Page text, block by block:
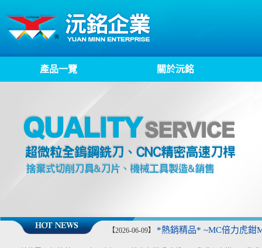
產品一覽 關於沅銘
【2026-06-09】 *熱銷精品* ~MC倍力虎鉗